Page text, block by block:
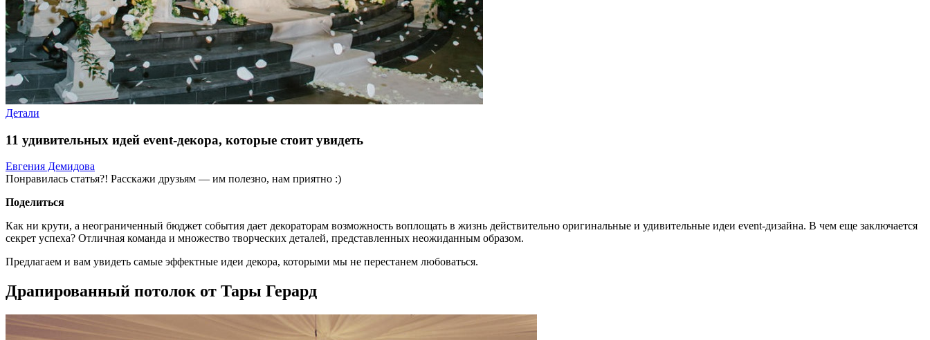
Детали
11 удивительных идей event-декора, которые стоит увидеть
Евгения Демидова
Понравилась статья?! Расскажи друзьям — им полезно, нам приятно :)
Поделиться
Как ни крути, а неограниченный бюджет события дает декораторам возможность воплощать в жизнь действительно оригинальные и удивительные идеи event-дизайна. В чем еще заключается
секрет успеха? Отличная команда и множество творческих деталей, представленных неожиданным образом.
Предлагаем и вам увидеть самые эффектные идеи декора, которыми мы не перестанем любоваться.
Драпированный потолок от Тары Герард